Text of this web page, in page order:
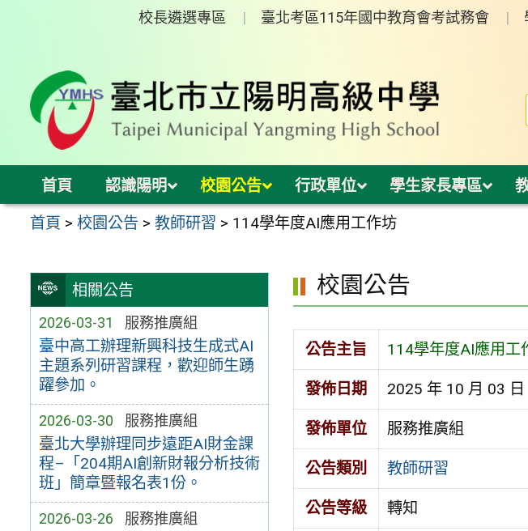
校長遴選專區 臺北考區115年國中教育會考試務會
首頁 認識陽明 校園公告 行政單位 學生家長專區
首頁 >校園公告 >教師研習 > 114學年度AI應用工作坊
相關公告
2026-03-31 服務推廣組
臺中高工辦理新興科技生成式AI
主題系列研習課程，歡迎師生踴
躍參加。
2026-03-30 服務推廣組
臺北大學辦理同步遠距AI財金課
程–「204期AI創新財報分析技術
班」簡章暨報名表1份。
2026-03-26 服務推廣組
校園公告
公告主旨 114學年度AI應用工
發佈日期 2025 年 10 月 03 日
發佈單位 服務推廣組
公告類別 教師研習
公告等級 轉知